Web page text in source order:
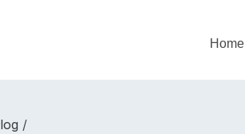
Home
/